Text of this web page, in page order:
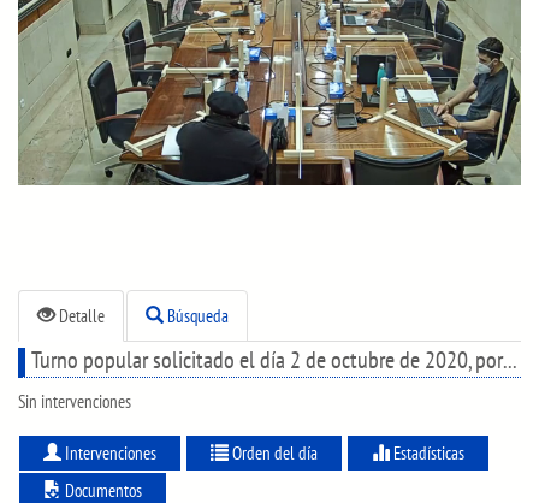
Detalle Búsqueda
Turno popular solicitado el día 2 de octubre de 2020, por la asociación de vecinos Gasteiz Txiki, sobre las obras de reforma de la cuesta de San Francisco.
Sin intervenciones
Intervenciones Orden del día
Estadísticas
Documentos